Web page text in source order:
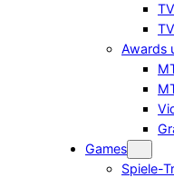
Awards
Games
Spiele-